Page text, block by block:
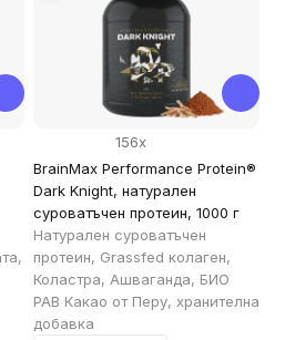
BrainMax Performance Protein®
Dark Knight, натурален
суроватъчен протеин, 1000 г
Натурален суроватъчен
протеин, Grassfed колаген,
Коластра, Ашваганда, БИО
РАВ Какао от Перу, хранителна
добавка
156x